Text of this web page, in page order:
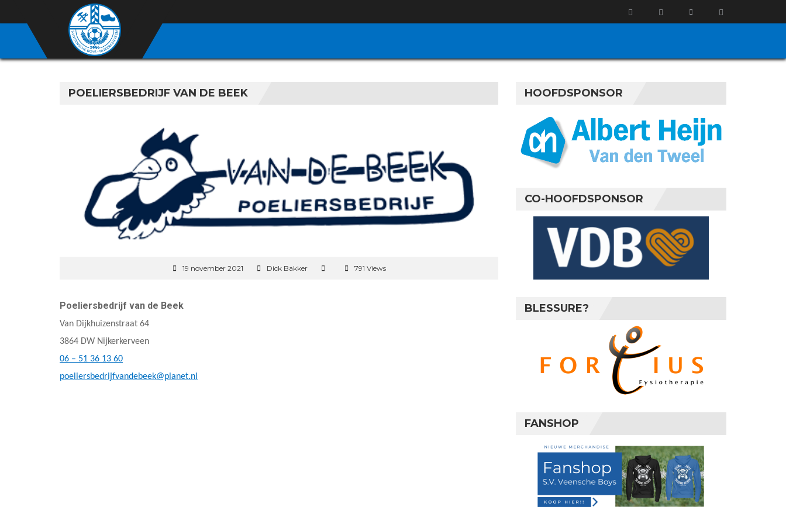
POELIERSBEDRIJF VAN DE BEEK
19 november 2021 Dick Bakker 791 Views
Poeliersbedrijf van de Beek
Van Dijkhuizenstraat 64
3864 DW Nijkerkerveen
06 – 51 36 13 60
poeliersbedrijfvandebeek@planet.nl
HOOFDSPONSOR
CO-HOOFDSPONSOR
BLESSURE?
FANSHOP